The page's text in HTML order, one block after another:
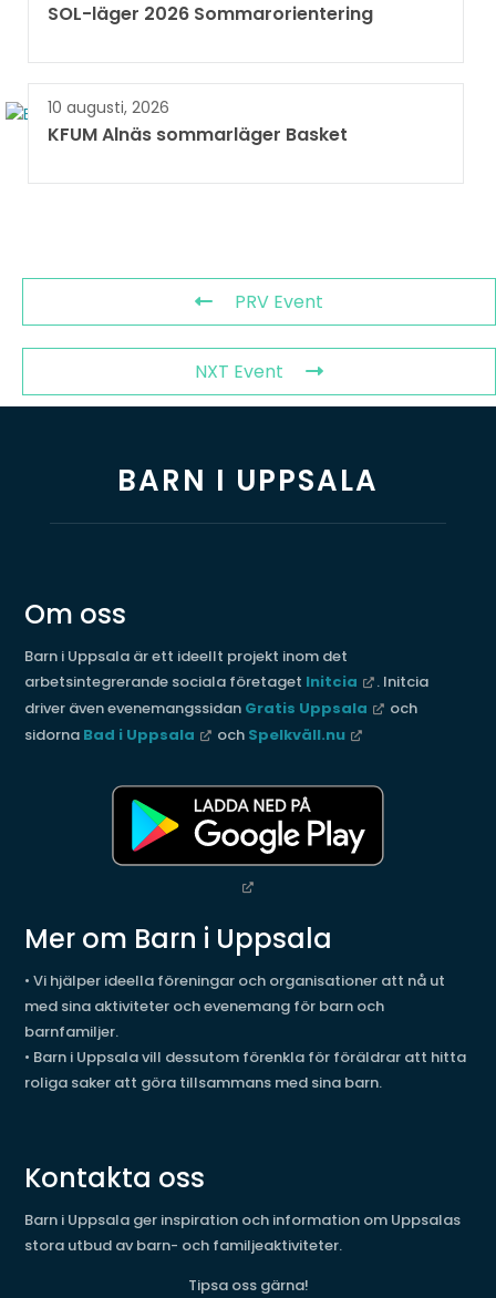
SOL-läger 2026 Sommarorientering
10 augusti, 2026
KFUM Alnäs sommarläger Basket
PRV Event
NXT Event
BARN I UPPSALA
Om oss
Barn i Uppsala är ett ideellt projekt inom det
arbetsintegrerande sociala företaget Initcia
. Initcia
driver även evenemangssidan Gratis Uppsala
och
sidorna Bad i Uppsala och Spelkväll.nu
Mer om Barn i Uppsala
• Vi hjälper ideella föreningar och organisationer att nå ut
med sina aktiviteter och evenemang för barn och
barnfamiljer.
• Barn i Uppsala vill dessutom förenkla för föräldrar att hitta
roliga saker att göra tillsammans med sina barn.
Kontakta oss
Barn i Uppsala ger inspiration och information om Uppsalas
stora utbud av barn- och familjeaktiviteter.
Tipsa oss gärna!